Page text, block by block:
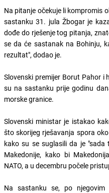
Na pitanje očekuje li kompromis
sastanku 31. jula Žbogar je
dođe do rješenje tog pitanja,
se da će sastanak na Bohinju,
rezultat", dodao je.
Slovenski premijer Borut Pahor
su na sastanku prije godinu
morske granice.
Slovenski ministar je istakao
što skorijeg rješavanja spora
kako su se suglasili da je
Makedonije, kako bi
NATO, a u decembru počele
Na sastanku se, po